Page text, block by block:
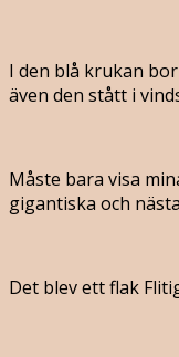
I den blå krukan
även den stått i
Måste bara visa
gigantiska och
Det blev ett flak